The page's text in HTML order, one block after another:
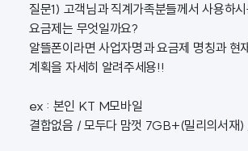
질문1) 고객님과 직계가족분들께서 사용하
요금제는 무엇일까요?
알뜰폰이라면 사업자명과 요금제 명칭과 현
계획을 자세히 알려주세용!!
ex : 본인 KT M모바일
결합없음 / 모두다 맘껏 7GB+(밀리의서재)